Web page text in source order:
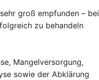
groß empfunden – bei
zu behandeln
Mangelversorgung,
sowie der Abklärung